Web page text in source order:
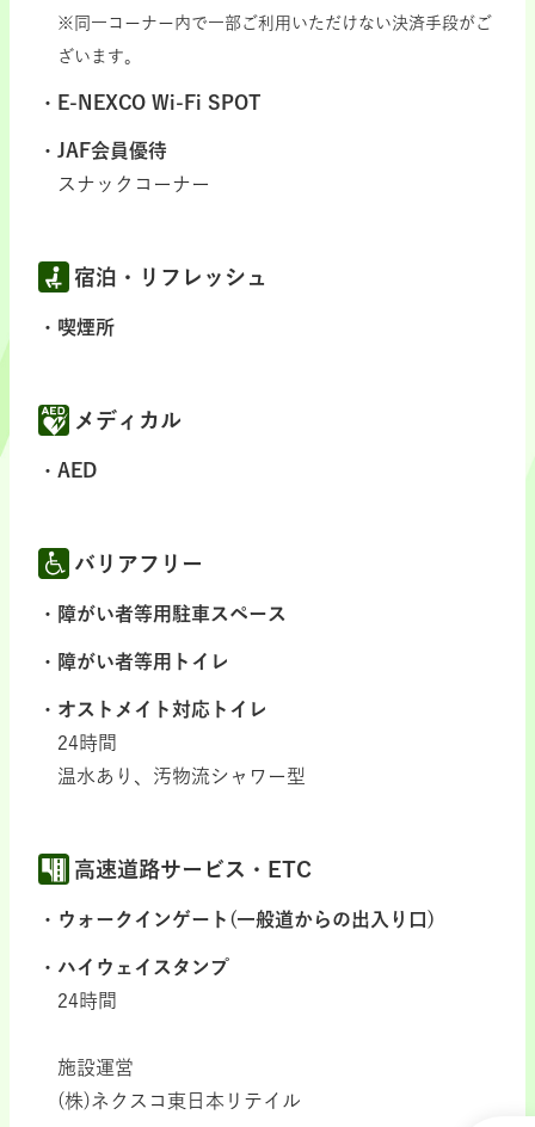
※同一コーナー内で一部ご利用いただけない決済手段がご
ざいます。
E-NEXCO Wi-Fi SPOT
JAF会員優待
スナックコーナー
宿泊・リフレッシュ
喫煙所
メディカル
AED
バリアフリー
障がい者等用駐車スペース
障がい者等用トイレ
オストメイト対応トイレ
24時間
温水あり、汚物流シャワー型
高速道路サービス・ETC
ウォークインゲート(一般道からの出入り口)
ハイウェイスタンプ
24時間
施設運営
(株)ネクスコ東日本リテイル